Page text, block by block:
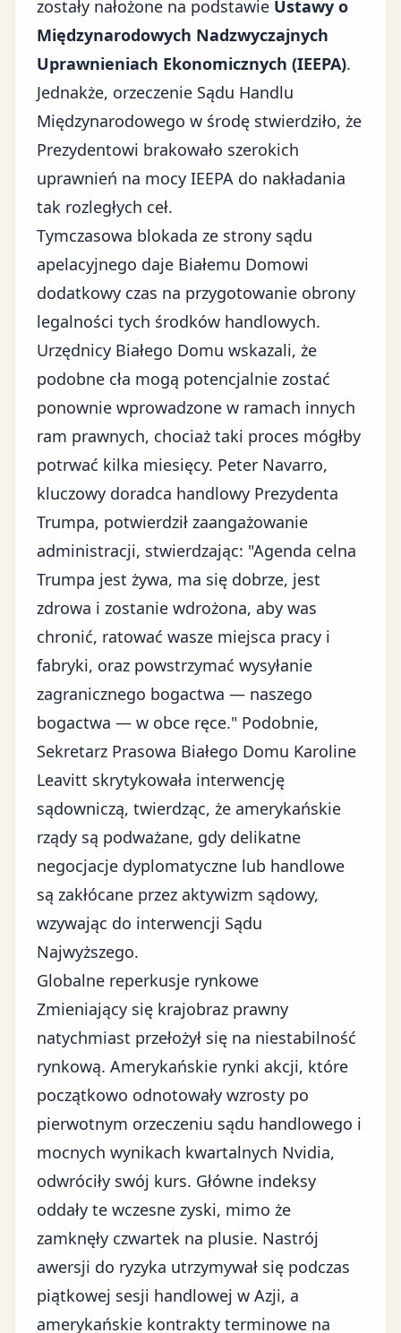
zostały nałożone na podstawie Ustawy o
Międzynarodowych Nadzwyczajnych
Uprawnieniach Ekonomicznych (IEEPA).
Jednakże, orzeczenie Sądu Handlu
Międzynarodowego w środę stwierdziło, że
Prezydentowi brakowało szerokich
uprawnień na mocy IEEPA do nakładania
tak rozległych ceł.
Tymczasowa blokada ze strony sądu
apelacyjnego daje Białemu Domowi
dodatkowy czas na przygotowanie obrony
legalności tych środków handlowych.
Urzędnicy Białego Domu wskazali, że
podobne cła mogą potencjalnie zostać
ponownie wprowadzone w ramach innych
ram prawnych, chociaż taki proces mógłby
potrwać kilka miesięcy. Peter Navarro,
kluczowy doradca handlowy Prezydenta
Trumpa, potwierdził zaangażowanie
administracji, stwierdzając: "Agenda celna
Trumpa jest żywa, ma się dobrze, jest
zdrowa i zostanie wdrożona, aby was
chronić, ratować wasze miejsca pracy i
fabryki, oraz powstrzymać wysyłanie
zagranicznego bogactwa — naszego
bogactwa — w obce ręce." Podobnie,
Sekretarz Prasowa Białego Domu Karoline
Leavitt skrytykowała interwencję
sądowniczą, twierdząc, że amerykańskie
rządy są podważane, gdy delikatne
negocjacje dyplomatyczne lub handlowe
są zakłócane przez aktywizm sądowy,
wzywając do interwencji Sądu
Najwyższego.
Globalne reperkusje rynkowe
Zmieniający się krajobraz prawny
natychmiast przełożył się na niestabilność
rynkową. Amerykańskie rynki akcji, które
początkowo odnotowały wzrosty po
pierwotnym orzeczeniu sądu handlowego i
mocnych wynikach kwartalnych Nvidia,
odwróciły swój kurs. Główne indeksy
oddały te wczesne zyski, mimo że
zamknęły czwartek na plusie. Nastrój
awersji do ryzyka utrzymywał się podczas
piątkowej sesji handlowej w Azji, a
amerykańskie kontrakty terminowe na